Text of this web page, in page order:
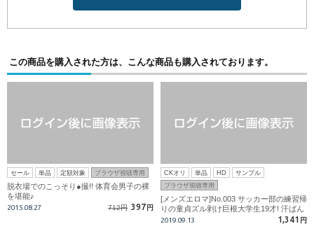
この商品を購入された方は、こんな商品も購入されております。
セール 単品 定額対象 ブラウザ視聴専用
脱衣場でのこっそり●撮!! 体育会男子の裸
を堪能♪
2015.08.27 712円 397 円
CKオリ 単品 HD
サンプル
ブラウザ視聴専用
[メンズエロマ]No.003 サッカー部の練習帰
りの童貞ズル剥け巨根大学生19才! 汗ばん
だ若い身体がエロ施術の餌食に!
2019.09.13 1,341 円